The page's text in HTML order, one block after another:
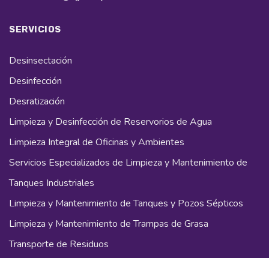
SERVICIOS
Desinsectación
Desinfección
Desratización
Limpieza y Desinfección de Reservorios de Agua
Limpieza Integral de Oficinas y Ambientes
Servicios Especializados de Limpieza y Mantenimiento de
Tanques Industriales
Limpieza y Mantenimiento de Tanques y Pozos Sépticos
Limpieza y Mantenimiento de Trampas de Grasa
Transporte de Residuos